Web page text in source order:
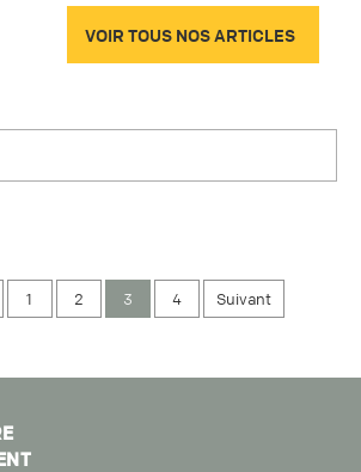
VOIR TOUS NOS ARTICLES
1 2 3 4 Suivant